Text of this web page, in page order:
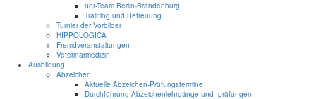
8er-Team Berlin-Brandenburg
Training und Betreuung
Turnier der Vorbilder
HIPPOLOGICA
Fremdveranstaltungen
Veterinärmedizin
Ausbildung
Abzeichen
Aktuelle Abzeichen-Prüfungstermine
Durchführung Abzeichenlehrgänge und -prüfungen